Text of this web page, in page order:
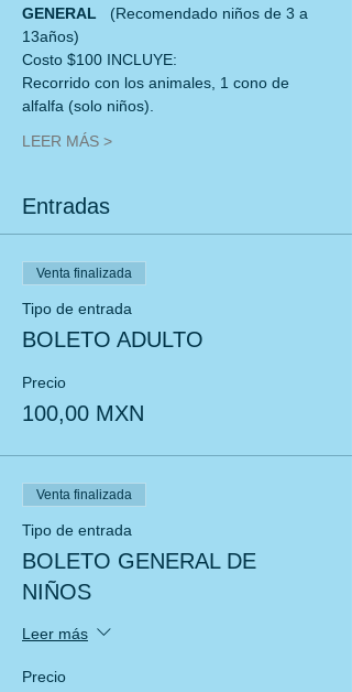
GENERAL (Recomendado niños de 3 a
13años)
Costo $100 INCLUYE:
Recorrido con los animales, 1 cono de
alfalfa (solo niños).
LEER MÁS >
Entradas
Venta finalizada
Tipo de entrada
BOLETO ADULTO
Precio
100,00 MXN
Venta finalizada
Tipo de entrada
BOLETO GENERAL DE
NIÑOS
Leer más
Precio